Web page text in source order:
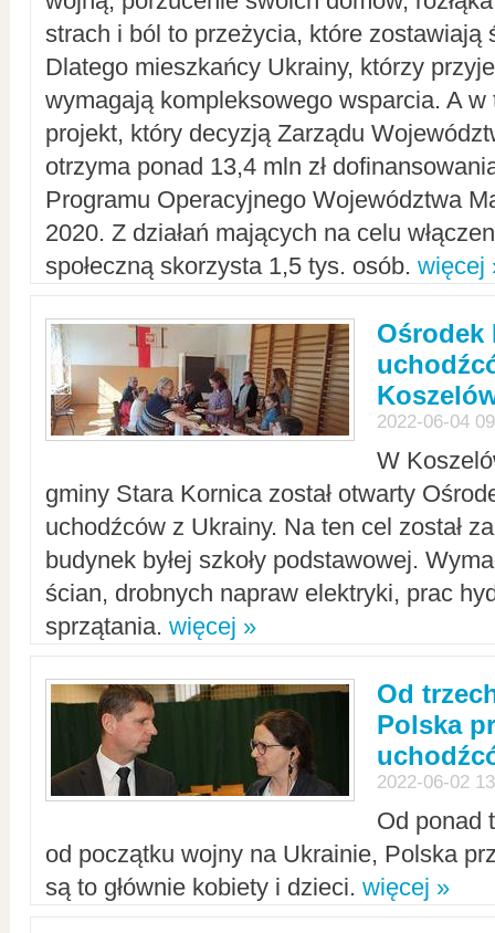
strach i ból to przeżycia, które zostawiają
Dlatego mieszkańcy Ukrainy, którzy
wymagają kompleksowego wsparcia. A w
projekt, który decyzją Zarządu
otrzyma ponad 13,4 mln zł
Programu Operacyjnego Województwa
2020. Z działań mających na celu
społeczną skorzysta 1,5 tys. osób. więcej
Ośrodek
2022-06-04
W
gminy Stara Kornica został otwarty
uchodźców z Ukrainy. Na ten cel został
budynek byłej szkoły podstawowej.
ścian, drobnych napraw elektryki, prac
sprzątania. więcej »
Od
Polska
2022-06-02
Od ponad
od początku wojny na Ukrainie, Polska
są to głównie kobiety i dzieci. więcej »